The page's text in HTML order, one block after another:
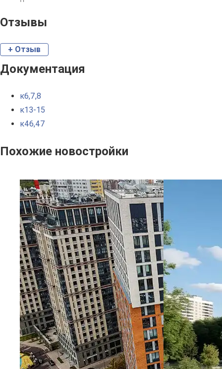
Отзывы
+ Отзыв
Документация
к6,7,8
к13-15
к46,47
Похожие новостройки